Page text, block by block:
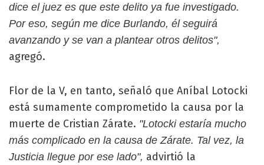
dice el juez es que este delito ya fue investigado.
Por eso, según me dice Burlando, él seguirá
avanzando y se van a plantear otros delitos",
agregó.
Flor de la V, en tanto, señaló que Aníbal Lotocki
está sumamente comprometido la causa por la
muerte de Cristian Zárate. "Lotocki estaría mucho
más complicado en la causa de Zárate. Tal vez, la
Justicia llegue por ese lado", advirtió la